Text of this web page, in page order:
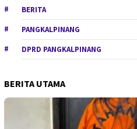
BERITA
PANGKALPINANG
DPRD PANGKALPINANG
BERITA UTAMA